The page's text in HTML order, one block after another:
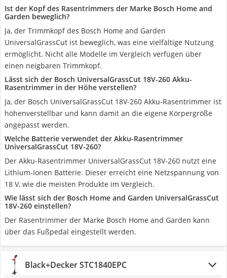
Ist der Kopf des Rasentrimmers der Marke Bosch Home and
Garden beweglich?
Ja, der Trimmkopf des Bosch Home and Garden
UniversalGrassCut ist beweglich, was eine vielfältige Nutzung
ermöglicht. Nicht alle Modelle im Vergleich verfügen über
einen neigbaren Trimmkopf.
Lässt sich der Bosch UniversalGrassCut 18V-260 Akku-
Rasentrimmer in der Höhe verstellen?
Ja, der Bosch UniversalGrassCut 18V-260 Akku-Rasentrimmer ist
höhenverstellbar und kann damit an die eigene Körpergröße
angepasst werden.
Welche Batterie verwendet der Akku-Rasentrimmer
UniversalGrassCut 18V-260?
Der Akku-Rasentrimmer UniversalGrassCut 18V-260 nutzt eine
Lithium-Ionen Batterie. Dieser erreicht eine Netzspannung von
18 V, wie die meisten Produkte im Vergleich.
Wie lässt sich der Bosch Home and Garden UniversalGrassCut
18V-260 einstellen?
Der Rasentrimmer der Marke Bosch Home and Garden kann
über das Fußpedal eingestellt werden.
Black+Decker STC1840EPC